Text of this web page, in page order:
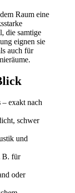
Raum eine
die samtige
eignen sie
auch für
– exakt nach
schwer
und
B. für
oder